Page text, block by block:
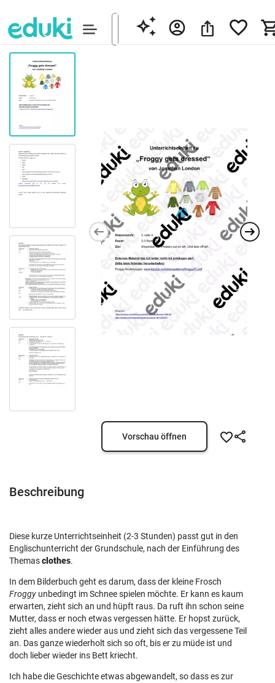
Vorschau öffnen
Beschreibung
Diese kurze Unterrichtseinheit (2-3 Stunden) passt gut in den
Englischunterricht der Grundschule, nach der Einführung des
Themasclothes.
In dem Bilderbuch geht es darum, dass der kleine Frosch
Froggy unbedingt im Schnee spielen möchte. Er kann es kaum
erwarten, zieht sich an und hüpft raus. Da ruft ihn schon seine
Mutter, dass er noch etwas vergessen hätte. Er hopst zurück,
zieht alles andere wieder aus und zieht sich das vergessene Teil
an. Das ganze wiederholt sich so oft, bis er zu müde ist und
doch lieber wieder ins Bett kriecht.
Ich habe die Geschichte etwas abgewandelt, so dass es zur